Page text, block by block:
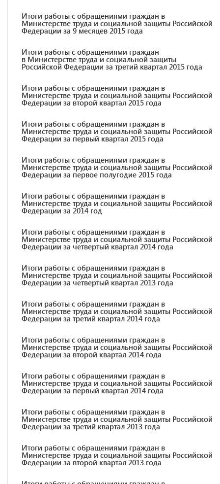
Итоги работы с обращениями граждан в
Министерстве труда и социальной защиты Российской
Федерации за 9 месяцев 2015 года
Итоги работы с обращениями граждан
в Министерстве труда и социальной защиты
Российской Федерации за третий квартал 2015 года
Итоги работы с обращениями граждан в
Министерстве труда и социальной защиты Российской
Федерации за второй квартал 2015 года
Итоги работы с обращениями граждан в
Министерстве труда и социальной защиты Российской
Федерации за первый квартал 2015 года
Итоги работы с обращениями граждан в
Министерстве труда и социальной защиты Российской
Федерации за первое полугодие 2015 года
Итоги работы с обращениями граждан в
Министерстве труда и социальной защиты Российской
Федерации за 2014 год
Итоги работы с обращениями граждан в
Министерстве труда и социальной защиты Российской
Федерации за четвертый квартал 2014 года
Итоги работы с обращениями граждан в
Министерстве труда и социальной защиты Российской
Федерации за четвертый квартал 2013 года
Итоги работы с обращениями граждан в
Министерстве труда и социальной защиты Российской
Федерации за третий квартал 2014 года
Итоги работы с обращениями граждан в
Министерстве труда и социальной защиты Российской
Федерации за второй квартал 2014 года
Итоги работы с обращениями граждан в
Министерстве труда и социальной защиты Российской
Федерации за первый квартал 2014 года
Итоги работы с обращениями граждан в
Министерстве труда и социальной защиты Российской
Федерации за третий квартал 2013 года
Итоги работы с обращениями граждан в
Министерстве труда и социальной защиты Российской
Федерации за второй квартал 2013 года